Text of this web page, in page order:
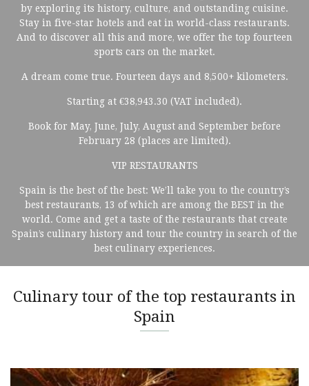
by exploring its history, culture, and outstanding cuisine.
Stay in five-star hotels and eat in world-class restaurants.
And to discover all this and more, we offer the top fourteen
sports cars on the market.
A dream come true. Fourteen days and 8,500+ kilometers.
Starting at €38,943.30 (VAT included).
Book for May, June, July, August and September before
February 28 (places are limited).
VIP RESTAURANTS
Spain is the best of the best: We’ll take you to the country’s
best restaurants, 13 of which are among the BEST in the
world. Come and get a taste of the restaurants that create
Spain’s culinary history and tour the country in search of the
best culinary experiences.
Culinary tour of the top restaurants in
Spain